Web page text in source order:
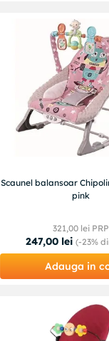
Scaunel balansoar
pink
321,00lei PRP
247,00 lei (-23%
Adauga in